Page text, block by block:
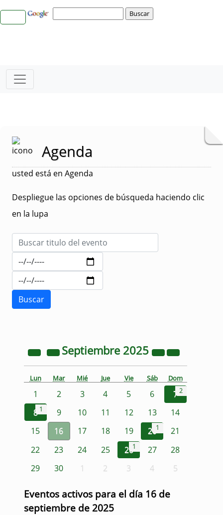
Agenda
usted está en Agenda
Despliegue las opciones de búsqueda haciendo clic
en la lupa
Septiembre 2025
Lun Mar Mié Jue Vie Sáb Dom
1 2 3 4 5 6 72
8 1 9 10 11 12 13
14
15
16 17 18 19 201
21
22
23 24 25 261 27
28
29
30 1 2 3 4 5
Eventos activos para el día 16 de
septiembre de 2025